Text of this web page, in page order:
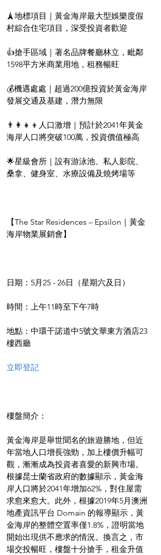
🗼地標項目｜黃金海岸最大型娛樂度假
村綜合住宅項目，深受投資者歡迎
👍搶手區域｜著名品牌餐廳林立，毗鄰
1598平方米商業用地，租務暢旺
💰機遇處處｜超過200億投資於黃金海岸
發展交通及基建，潛力無限
👨‍👩‍👧‍👦人口激增｜預計於2041年黃金
海岸人口將突破100萬，投資價值極高
🌟星級會所｜設有游泳池、私人影院、
桑拿、健身室、水療設備及燒烤場等
【The Star Residences – Epsilon｜黃金
海岸物業展銷會】
日期：5月25 - 26日（星期六及日）
時間：上午11時至下午7時
地點：中環干諾道中5號文華東方酒店23
樓西廳
立即登記
樓盤簡介：
黃金海岸是舉世聞名的旅遊勝地，但近
年當地人口增長強勁，加上樓價升幅可
觀，漸漸成為投資者喜愛的新興市場。
根據昆士蘭省政府的數據顯示，黃金海
岸人口將於2041年增加62%，對住屋需
求愈來愈大。此外，根據2019年5月澳洲
地產資訊平台 Domain 的報導顯示，黃
金海岸的整體空置率僅1.8%，證明當地
開始出現供不應求的情況。換言之，市
場交投暢旺，樓盤十分搶手，租金升值